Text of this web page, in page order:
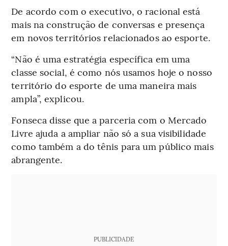
De acordo com o executivo, o racional está
mais na construção de conversas e presença
em novos territórios relacionados ao esporte.
“Não é uma estratégia específica em uma
classe social, é como nós usamos hoje o nosso
território do esporte de uma maneira mais
ampla”, explicou.
Fonseca disse que a parceria com o Mercado
Livre ajuda a ampliar não só a sua visibilidade
como também a do tênis para um público mais
abrangente.
PUBLICIDADE